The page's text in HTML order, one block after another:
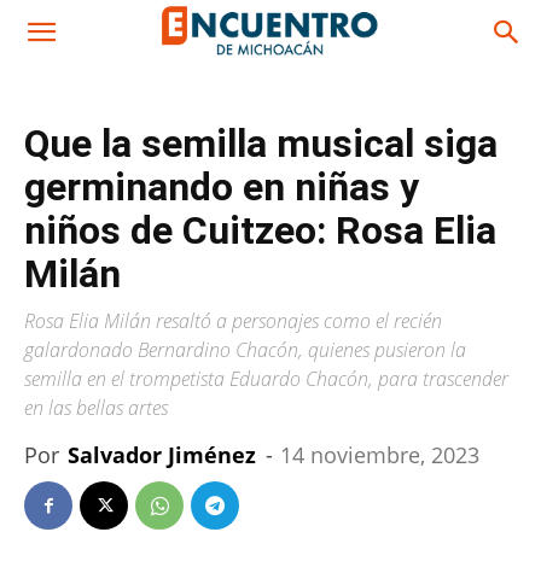
Que la semilla musical siga
germinando en niñas y
niños de Cuitzeo: Rosa Elia
Milán
Rosa Elia Milán resaltó a personajes como el recién
galardonado Bernardino Chacón, quienes pusieron la
semilla en el trompetista Eduardo Chacón, para trascender
en las bellas artes
Por Salvador Jiménez - 14 noviembre, 2023